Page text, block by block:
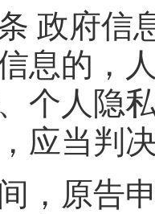
府信息
息的，
个人隐
应当判
原告申